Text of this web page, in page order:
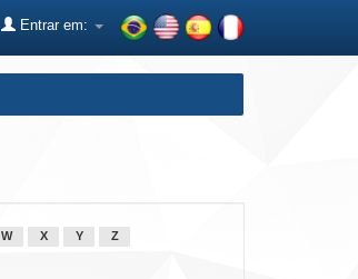
Entrar em:
W X Y Z